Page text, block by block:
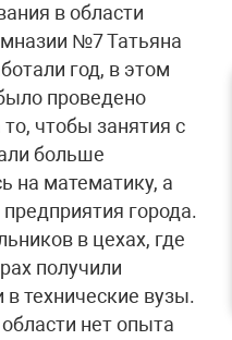
в области
№7 Татьяна
год, в этом
проведено
чтобы занятия с
больше
на математику, а
города.
в цехах, где
получили
в технические вузы.
нет опыта